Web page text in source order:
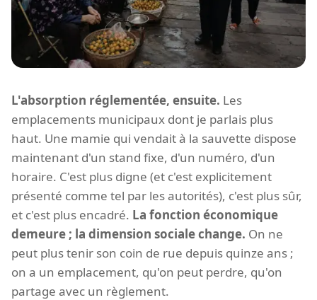
L'absorption réglementée, ensuite. Les
emplacements municipaux dont je parlais plus
haut. Une mamie qui vendait à la sauvette dispose
maintenant d'un stand fixe, d'un numéro, d'un
horaire. C'est plus digne (et c'est explicitement
présenté comme tel par les autorités), c'est plus sûr,
et c'est plus encadré. La fonction économique
demeure ; la dimension sociale change. On ne
peut plus tenir son coin de rue depuis quinze ans ;
on a un emplacement, qu'on peut perdre, qu'on
partage avec un règlement.